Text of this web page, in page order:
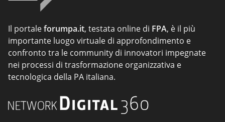
Il portaleforumpa.it, testata online di FPA, è il più
importante luogo virtuale di approfondimento e
confronto tra le community di innovatori impegnate
nei processi di trasformazione organizzativa e
tecnologica della PA italiana.